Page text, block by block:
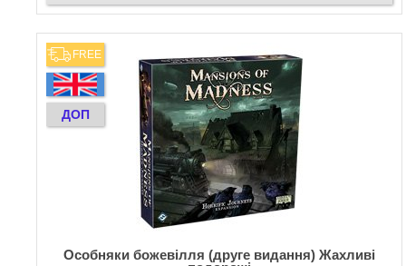
FREE
ДОП
Особняки божевілля (друге видання) Жахливі